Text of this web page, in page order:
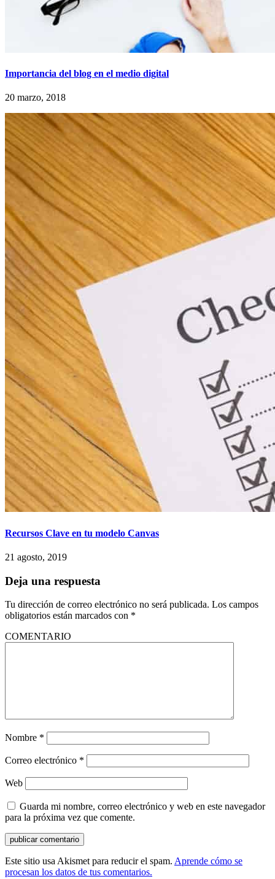
Importancia del blog en el medio digital
20 marzo, 2018
Recursos Clave en tu modelo Canvas
21 agosto, 2019
Deja una respuesta
Tu dirección de correo electrónico no será publicada. Los campos
obligatorios están marcados con *
COMENTARIO
Nombre *
Correo electrónico *
Web
Guarda mi nombre, correo electrónico y web en este navegador
para la próxima vez que comente.
Este sitio usa Akismet para reducir el spam. Aprende cómo se
procesan los datos de tus comentarios.